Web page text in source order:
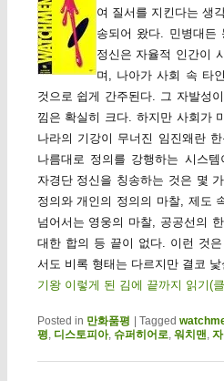
여 질서를 지킨다는 생
송되어 왔다. 민병대든
정신은 자율적 인간이
며, 나아가 사회 속 타
것으로 쉽게 간주된다. 그 자발성
낌은 확실히 크다. 하지만 사회가
나라의 기강이 무너진 임진왜란
나름대로 정의를 강행하는 시스
자경단 정신을 칭송하는 것은 몇
정의와 개인의 정의의 마찰, 제도
넘어서는 영웅의 마찰, 공공선의
대한 합의 등 끝이 없다. 이런 것
서도 비록 형태는 다르지만 결코
기왕 이렇게 된 김에 끝까지 읽기(
Posted in 만화품평 |Tagged
평, 디스토피아, 슈퍼히어로, 워치맨,